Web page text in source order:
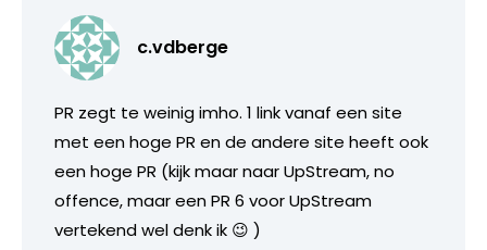
c.vdberge
PR zegt te weinig imho. 1 link vanaf een site
met een hoge PR en de andere site heeft ook
een hoge PR (kijk maar naar UpStream, no
offence, maar een PR 6 voor UpStream
vertekend wel denk ik 😉 )